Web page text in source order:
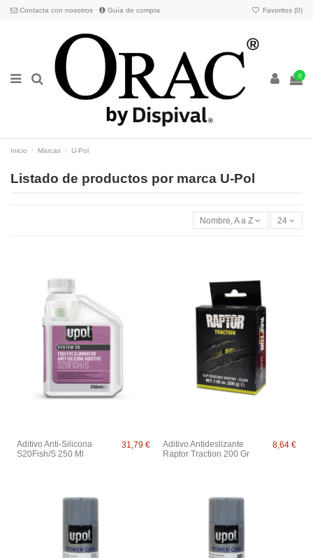
Contacta con nosotros · Guía de compra Favoritos (0)
0
Inicio Marcas U-Pol
Listado de productos por marca U-Pol
Nombre, A a Z 24
Aditivo Anti-Silicona
S20Fish/S 250 Ml
31,79 €
Aditivo Antideslizante
Raptor Traction 200 Gr
8,64 €